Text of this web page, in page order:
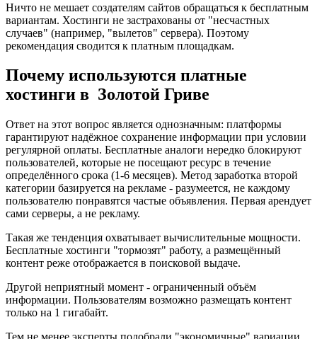
Ничто не мешает создателям сайтов обращаться к бесплатным
вариантам. Хостинги не застрахованы от "несчастных
случаев" (например, "вылетов" сервера). Поэтому
рекомендация сводится к платным площадкам.
Почему используются платные
хостинги в Золотой Гриве
Ответ на этот вопрос является однозначным: платформы
гарантируют надёжное сохранение информации при условии
регулярной оплаты. Бесплатные аналоги нередко блокируют
пользователей, которые не посещают ресурс в течение
определённого срока (1-6 месяцев). Метод заработка второй
категории базируется на рекламе - разумеется, не каждому
пользователю понравятся частые объявления. Первая арендует
сами серверы, а не рекламу.
Такая же тенденция охватывает вычислительные мощности.
Бесплатные хостинги "тормозят" работу, а размещённый
контент реже отображается в поисковой выдаче.
Другой неприятный момент - ограниченный объём
информации. Пользователям возможно размещать контент
только на 1 гигабайт.